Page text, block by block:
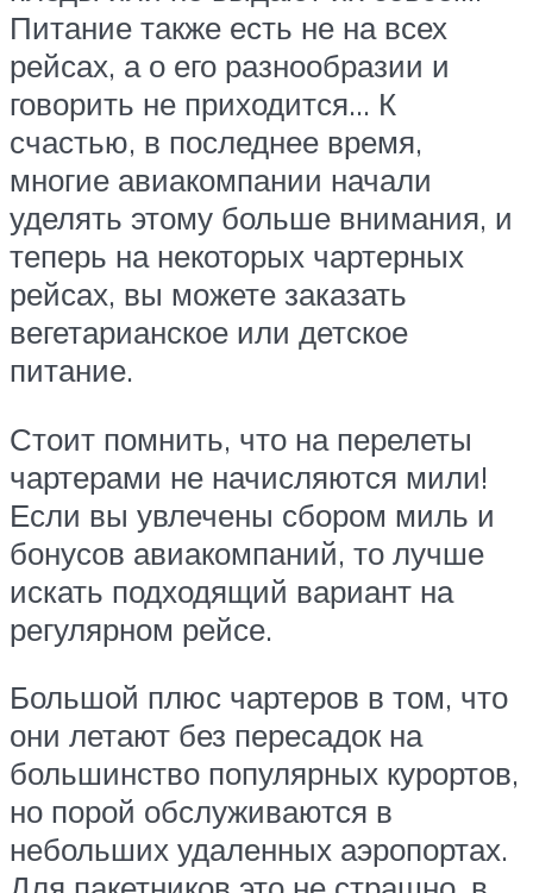
Питание также есть не на всех
рейсах, а о его разнообразии и
говорить не приходится… К
счастью, в последнее время,
многие авиакомпании начали
уделять этому больше внимания, и
теперь на некоторых чартерных
рейсах, вы можете заказать
вегетарианское или детское
питание.
Стоит помнить, что на перелеты
чартерами не начисляются мили!
Если вы увлечены сбором миль и
бонусов авиакомпаний, то лучше
искать подходящий вариант на
регулярном рейсе.
Большой плюс чартеров в том, что
они летают без пересадок на
большинство популярных курортов,
но порой обслуживаются в
небольших удаленных аэропортах.